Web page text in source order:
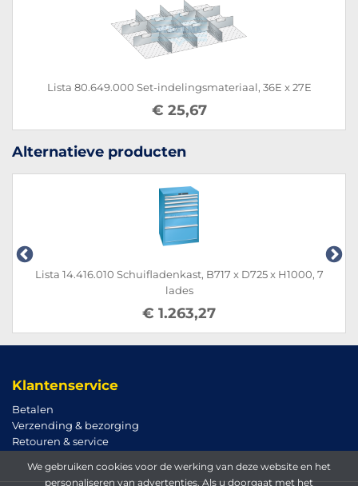
Lista 80.649.000 Set-indelingsmateriaal, 36E x 27E
€ 25,67
Alternatieve producten
Lista 14.416.010 Schuifladenkast, B717 x D725 x H1000, 7
lades
€ 1.263,27
Klantenservice
Betalen
Verzending & bezorging
Retouren & service
We gebruiken cookies voor de werking van deze website en het
personaliseren van advertenties. Als u doorgaat met het